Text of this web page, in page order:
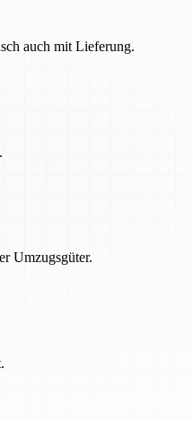
auch mit Lieferung.
Umzugsgüter.